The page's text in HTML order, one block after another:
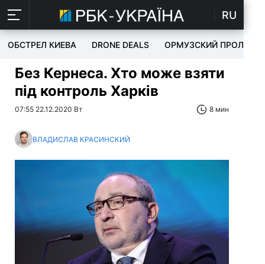
RU
ОБСТРЕЛ КИЕВА DRONE DEALS ОРМУЗСКИЙ ПРОЛИВ
Без Кернеса. Хто може взяти
під контроль Харків
07:55 22.12.2020 Вт 8 мин
ВЛАДИСЛАВ КРАСИНСКИЙ